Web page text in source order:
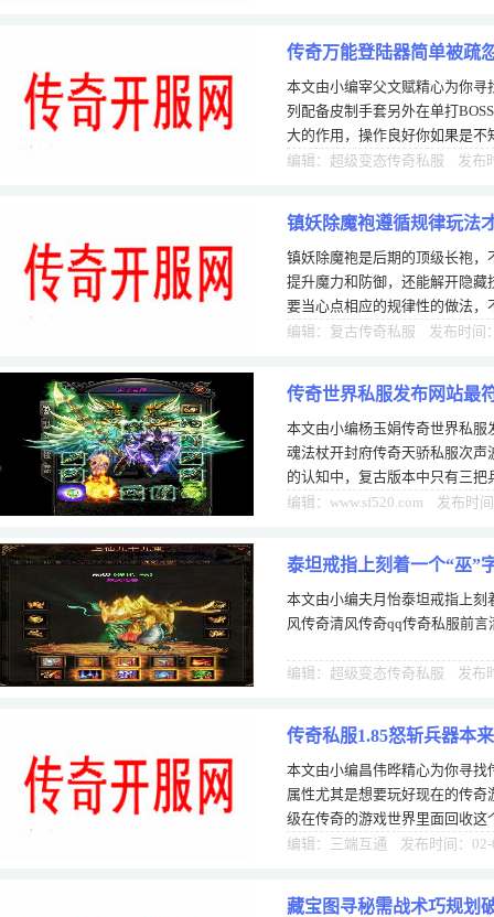
传奇万能登陆器简单被疏
本文由小编宰父文赋精心为你
列配备皮制手套另外在单打
大的作用，操作良好你如果是
慢哦。道这些知识的话，那么你
编辑：超级变态传奇私服 发布
镇妖除魔袍遵循规律玩法
镇妖除魔袍是后期的顶级长袍
提升魔力和防御，还能解开隐
要当心点相应的规律性的做法
他的顶大的威力。我刚合成镇妖
编辑：复古传奇私服 发布时间
传奇世界私服发布网站最
本文由小编杨玉娟传奇世界私
魂法杖开封府传奇天骄私服次
的认知中，复古版本中只有三
业，它们分别是魔杖，骨玉权杖
编辑：www.sf520.com 发布时
泰坦戒指上刻着一个“巫”
本文由小编夫月怡泰坦戒指上刻
风传奇清风传奇qq传奇私服前言
编辑：超级变态传奇私服 发布
传奇私服1.85怒斩兵器本
本文由小编昌伟晔精心为你寻找
属性尤其是想要玩好现在的传
级在传奇的游戏世界里面回收
的，散人玩家回收一些普通的装
编辑：三端互通 发布时间：02-
藏宝图寻秘需战术巧规划